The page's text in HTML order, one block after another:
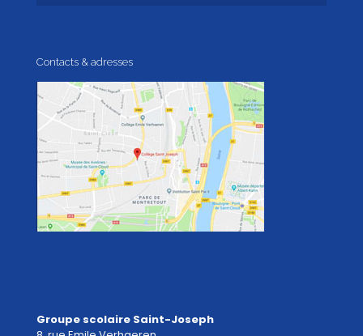
Contacts & adresses
Groupe scolaire Saint-Joseph